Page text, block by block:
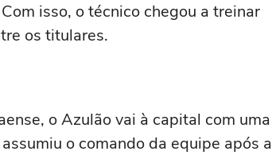
isso, o técnico chegou a treinar
os titulares.
o Azulão vai à capital com uma
o comando da equipe após a